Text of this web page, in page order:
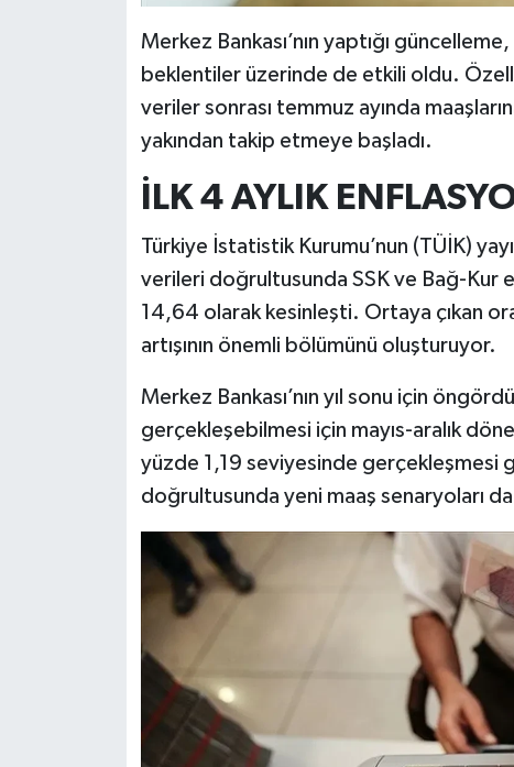
Merkez Bankası’nın yaptığı
beklentiler üzerinde de etkili oldu.
veriler sonrası temmuz ayında
yakından takip etmeye başladı.
İLK 4 AYLIK
Türkiye İstatistik Kurumu’nun (TÜİK)
verileri doğrultusunda SSK ve Bağ-Kur
14,64 olarak kesinleşti. Ortaya çıkan
artışının önemli bölümünü oluşturuyor.
Merkez Bankası’nın yıl sonu için
gerçekleşebilmesi için mayıs-aralık
yüzde 1,19 seviyesinde gerçekleşmesi
doğrultusunda yeni maaş senaryoları